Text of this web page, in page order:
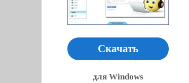
Скачать
для Windows